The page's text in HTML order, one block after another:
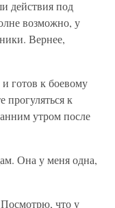
действия под
возможно, у
Вернее,
готов к боевому
к
утром после
Она у меня одна,
что у